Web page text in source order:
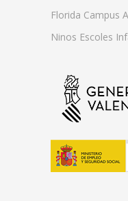
Florida Campus
Ninos Escoles